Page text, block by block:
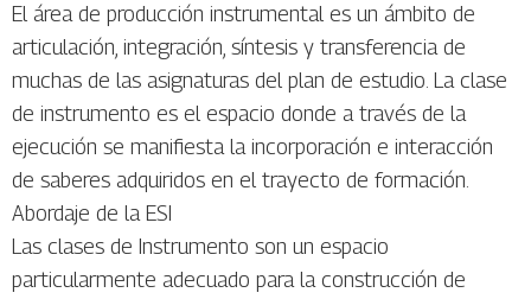
El área de producción instrumental es un ámbito de
articulación, integración, síntesis y transferencia de
muchas de las asignaturas del plan de estudio. La clase
de instrumento es el espacio donde a través de la
ejecución se manifiesta la incorporación e interacción
de saberes adquiridos en el trayecto de formación.
Abordaje de la ESI
Las clases de Instrumento son un espacio
particularmente adecuado para la construcción de